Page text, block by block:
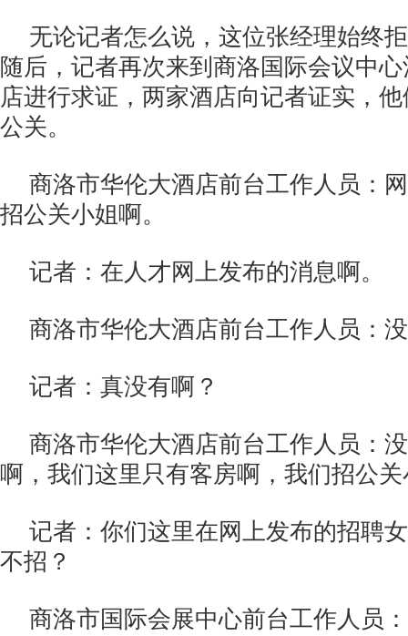
无论记者怎么说，这位张经理始终
随后，记者再次来到商洛国际会议中
店进行求证，两家酒店向记者证实，
公关。
商洛市华伦大酒店前台工作人员：
招公关小姐啊。
记者：在人才网上发布的消息啊。
商洛市华伦大酒店前台工作人员：
记者：真没有啊？
商洛市华伦大酒店前台工作人员：
啊，我们这里只有客房啊，我们招公
记者：你们这里在网上发布的招聘
不招？
商洛市国际会展中心前台工作人员